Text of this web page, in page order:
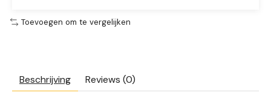
Toevoegen om te vergelijken
Beschrijving Reviews (0)